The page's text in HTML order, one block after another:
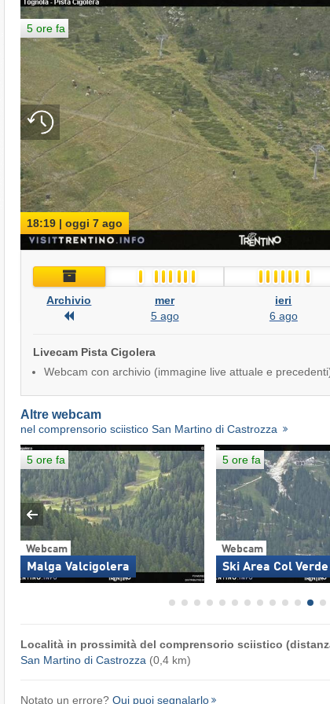
5 ore fa
18:19 | oggi 7 ago
Archivio
Archivio
Archivio
mer
5 ago
ieri
6 ago
Livecam Pista Cigolera
Webcam con archivio (immagine live attuale e
Altre webcam
nel comprensorio sciistico San Martino di Castrozza
Webcam
Malga Valcigolera
5 ore fa
Webcam
Ski Area Col Verde
5 ore fa
Località in prossimità del comprensorio sciistico
San Martino di Castrozza(0,4 km)
Notato un errore? Qui puoi segnalarlo